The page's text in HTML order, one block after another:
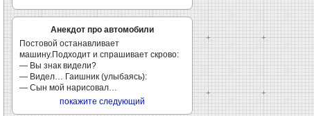
Анекдот про автомобили
Постовой останавливает
машину.Подходит и спрашивает скрово:
— Вы знак видели?
— Видел… Гаишник (улыбаясь):
— Сын мой нарисовал…
покажите следующий